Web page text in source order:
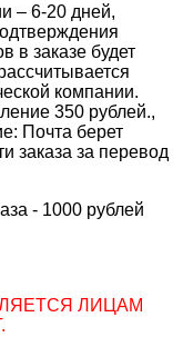
– 6-20 дней,
в заказе будет
компании.
350 рублей.,
Почта берет
заказа за перевод
- 1000 рублей
ЛИЦАМ